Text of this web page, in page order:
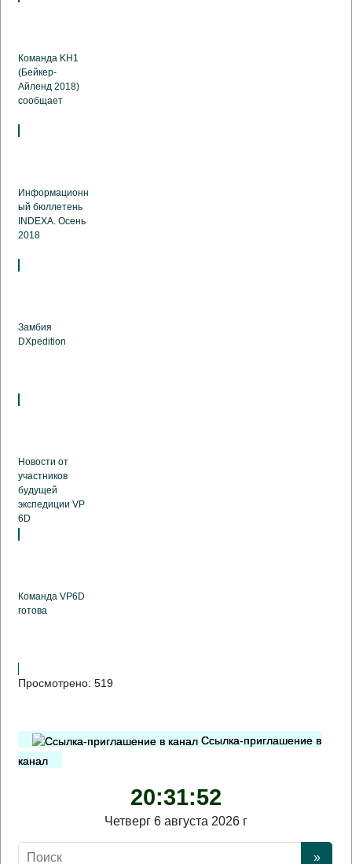
Команда KH1
(Бейкер-
Айленд 2018)
сообщает
Информационн
ый бюллетень
INDEXA. Осень
2018
Замбия
DXpedition
Новости от
участников
будущей
экспедиции VP
6D
Команда VP6D
готова
Просмотрено:519
Ссылка-приглашение в
канал
20:31:52
Четверг 6 августа 2026 г